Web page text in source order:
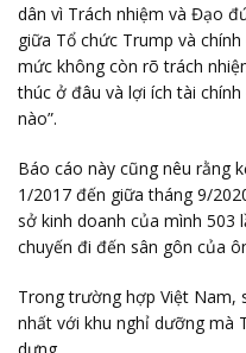
dân vì Trách nhiệm và Đạo
giữa Tổ chức Trump và
mức không còn rõ trách
thúc ở đâu và lợi ích tài
nào”.
Báo cáo này cũng nêu rằng
1/2017 đến giữa tháng 9/
sở kinh doanh của mình
chuyến đi đến sân gôn của
Trong trường hợp Việt Nam,
nhất với khu nghỉ dưỡng mà